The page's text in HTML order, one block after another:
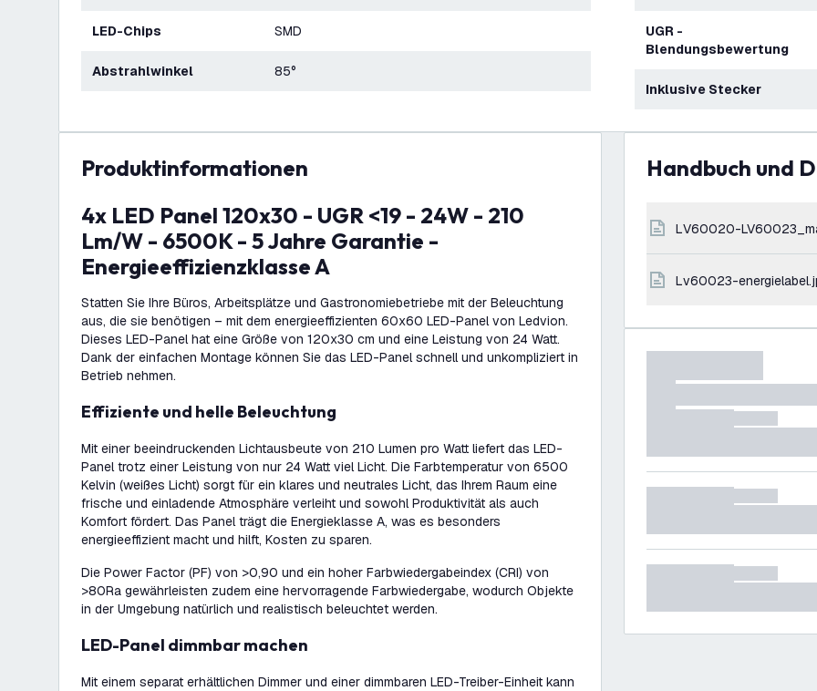
LED-Chips SMD
Abstrahlwinkel 85°
UGR -
Blendungsbewertung
Inklusive Stecker
Produktinformationen
4x LED Panel 120x30 - UGR <19 - 24W - 210
Lm/W - 6500K - 5 Jahre Garantie -
Energieeffizienzklasse A
Statten Sie Ihre Büros, Arbeitsplätze und Gastronomiebetriebe mit der Beleuchtung
aus, die sie benötigen – mit dem energieeffizienten 60x60 LED-Panel von Ledvion.
Dieses LED-Panel hat eine Größe von 120x30 cm und eine Leistung von 24 Watt.
Dank der einfachen Montage können Sie das LED-Panel schnell und unkompliziert in
Betrieb nehmen.
Effiziente und helle Beleuchtung
Mit einer beeindruckenden Lichtausbeute von 210 Lumen pro Watt liefert das LED-
Panel trotz einer Leistung von nur 24 Watt viel Licht. Die Farbtemperatur von 6500
Kelvin (weißes Licht) sorgt für ein klares und neutrales Licht, das Ihrem Raum eine
frische und einladende Atmosphäre verleiht und sowohl Produktivität als auch
Komfort fördert. Das Panel trägt die Energieklasse A, was es besonders
energieeffizient macht und hilft, Kosten zu sparen.
Die Power Factor (PF) von >0,90 und ein hoher Farbwiedergabeindex (CRI) von
>80Ra gewährleisten zudem eine hervorragende Farbwiedergabe, wodurch Objekte
in der Umgebung natürlich und realistisch beleuchtet werden.
LED-Panel dimmbar machen
Mit einem separat erhältlichen Dimmer und einer dimmbaren LED-Treiber-Einheit kann
Handbuch und
LV60020-
lv60023-